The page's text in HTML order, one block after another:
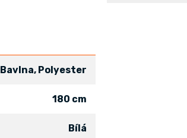
Bavlna, Polyester
180 cm
Bílá